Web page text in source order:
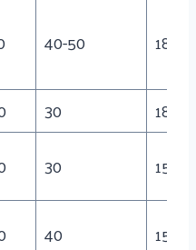
40-50 18
30
18
30 15
40 15